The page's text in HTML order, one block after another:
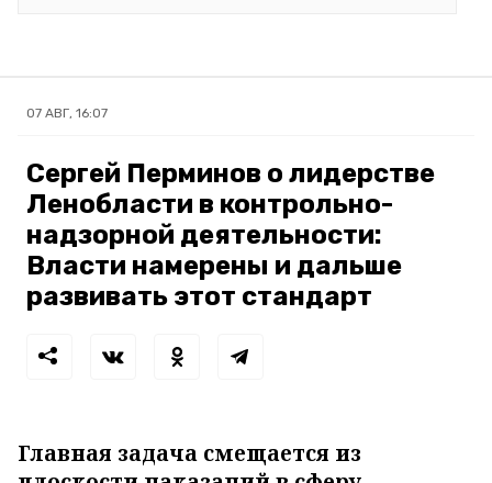
07 АВГ, 16:07
Сергей Перминов о лидерстве
Ленобласти в контрольно-
надзорной деятельности:
Власти намерены и дальше
развивать этот стандарт
Главная задача смещается из